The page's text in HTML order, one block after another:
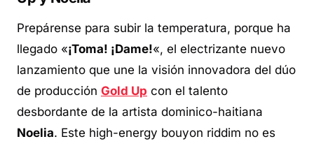
Prepárense para subir la temperatura, porque ha
llegado «¡Toma! ¡Dame!«, el electrizante nuevo
lanzamiento que une la visión innovadora del dúo
de producción Gold Up con el talento
desbordante de la artista dominico-haitiana
Noelia. Este high-energy bouyon riddim no es